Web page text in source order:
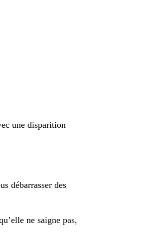
une disparition
débarrasser des
ne saigne pas,